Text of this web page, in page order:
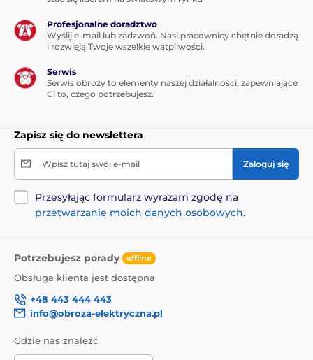
Profesjonalne doradztwo
Wyślij e-mail lub zadzwoń. Nasi pracownicy chętnie doradzą
i rozwieją Twoje wszelkie wątpliwości.
Serwis
Serwis obroży to elementy naszej działalności, zapewniające
Ci to, czego potrzebujesz.
Zapisz się do newslettera
Wpisz tutaj swój e-mail Zaloguj się
Przesyłając formularz wyrażam zgodę na
przetwarzanie moich danych osobowych.
Potrzebujesz porady offline
Obsługa klienta jest dostępna
+48 443 444 443
info@obroza-elektryczna.pl
Gdzie nas znaleźć